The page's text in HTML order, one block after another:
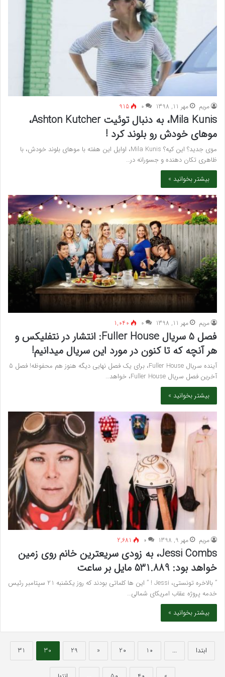
مريم مهر 11, 1398 ۰ 915
Mila Kunis، به دنبال توئیت Ashton Kutcher،
موهای خودش رو بلوند کرد !
موی جدید؟ این کیه؟ Mila Kunis، اوایل این هفته با موهای بلوند خودش، با
ظاهری تکان دهنده و جسورانه در…
بیشتر بخوانید »
مريم مهر 11, 1398 ۰ 1,040
فصل 5 سریال Fuller House: انتشار در نتفلیکس و
هر آنچه که تا کنون در مورد این سریال میدانیم!
آینده سریال Fuller House، برای یک فصل نهایی دیگه هنوز هم محفوظه! فصل 5
آخرین فصل سریال Fuller House، خواهد…
بیشتر بخوانید »
مريم مهر 9, 1398 ۰ 2,681
Jessi Combs، به زودی سریعترین خانم روی زمین
خواهد بود: 531.889 مایل بر ساعت
” بالاخره تونستی، Jessi ! ” این ها کلماتی بودند که روز یکشنبه 21 سپتامبر رئیس
خدمه پروژه عقاب امریکای شمالی…
بیشتر بخوانید »
ابتدا ...
10
20
«
29
30
31